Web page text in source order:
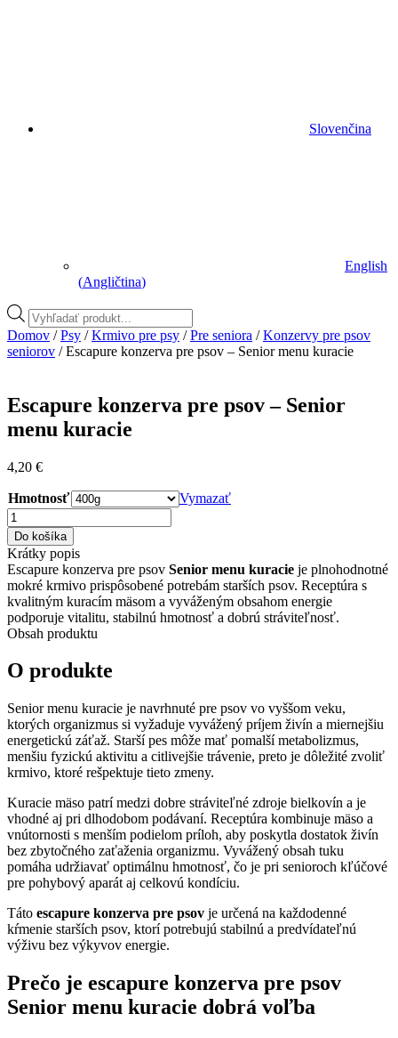
Slovenčina
English
(Angličtina)
Vyhľadávanie
produktov
Domov /Psy /Krmivo pre psy /Pre seniora /Konzervy pre psov
seniorov / Escapure konzerva pre psov – Senior menu kuracie
Escapure konzerva pre psov – Senior
menu kuracie
4,20 €
Hmotnosť
Vymazať
množstvo
Escapure
konzerva
pre
psov
–
Senior
menu
kuracie
Do košíka
Krátky popis
Escapure konzerva pre psov Senior menu kuracie je plnohodnotné
mokré krmivo prispôsobené potrebám starších psov. Receptúra s
kvalitným kuracím mäsom a vyváženým obsahom energie
podporuje vitalitu, stabilnú hmotnosť a dobrú stráviteľnosť.
Obsah produktu
O produkte
Senior menu kuracie je navrhnuté pre psov vo vyššom veku,
ktorých organizmus si vyžaduje vyvážený príjem živín a miernejšiu
energetickú záťaž. Starší pes môže mať pomalší metabolizmus,
menšiu fyzickú aktivitu a citlivejšie trávenie, preto je dôležité zvoliť
krmivo, ktoré rešpektuje tieto zmeny.
Kuracie mäso patrí medzi dobre stráviteľné zdroje bielkovín a je
vhodné aj pri dlhodobom podávaní. Receptúra kombinuje mäso a
vnútornosti s menším podielom príloh, aby poskytla dostatok živín
bez zbytočného zaťaženia organizmu. Vyvážený obsah tuku
pomáha udržiavať optimálnu hmotnosť, čo je pri senioroch kľúčové
pre pohybový aparát aj celkovú kondíciu.
Táto escapure konzerva pre psov je určená na každodenné
kŕmenie starších psov, ktorí potrebujú stabilnú a predvídateľnú
výživu bez výkyvov energie.
Prečo je escapure konzerva pre psov
Senior menu kuracie dobrá voľba